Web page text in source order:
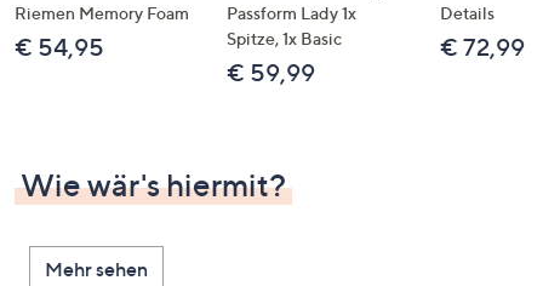
Riemen Memory Foam
€ 54,95
Passform Lady 1x
Spitze, 1x Basic
€ 59,99
Details
€ 72,99
Wie wär's hiermit?
Mehr sehen